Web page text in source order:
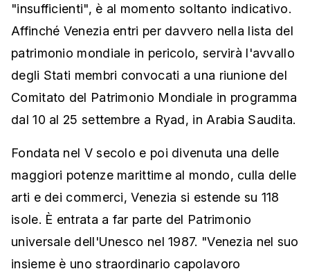
"insufficienti", è al momento soltanto indicativo.
Affinché Venezia entri per davvero nella lista del
patrimonio mondiale in pericolo, servirà l'avvallo
degli Stati membri convocati a una riunione del
Comitato del Patrimonio Mondiale in programma
dal 10 al 25 settembre a Ryad, in Arabia Saudita.
Fondata nel V secolo e poi divenuta una delle
maggiori potenze marittime al mondo, culla delle
arti e dei commerci, Venezia si estende su 118
isole. È entrata a far parte del Patrimonio
universale dell'Unesco nel 1987. "Venezia nel suo
insieme è uno straordinario capolavoro